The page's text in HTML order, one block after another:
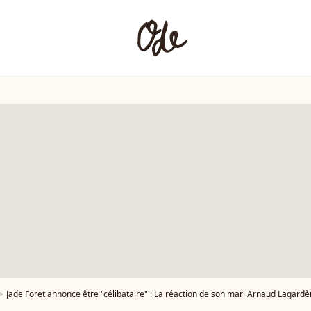
Jade Foret annonce être "célibataire" : La réaction de son mari Arnaud